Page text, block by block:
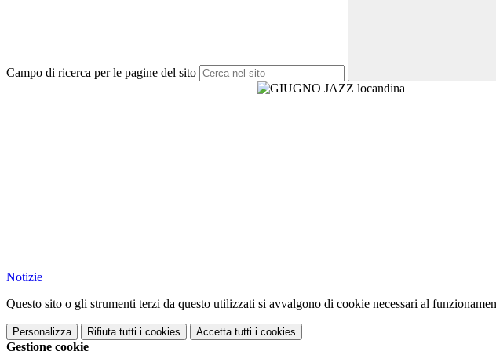
Campo di ricerca per le pagine del sito
Notizie
Questo sito o gli strumenti terzi da questo utilizzati si avvalgono di cookie necessari al
Personalizza Rifiuta tutti i cookies Accetta tutti i cookies
Gestione cookie